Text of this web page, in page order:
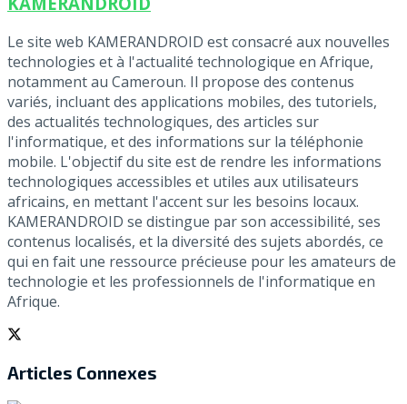
Le site web KAMERANDROID est consacré aux nouvelles
technologies et à l'actualité technologique en Afrique,
notamment au Cameroun. Il propose des contenus
variés, incluant des applications mobiles, des tutoriels,
des actualités technologiques, des articles sur
l'informatique, et des informations sur la téléphonie
mobile. L'objectif du site est de rendre les informations
technologiques accessibles et utiles aux utilisateurs
africains, en mettant l'accent sur les besoins locaux.
KAMERANDROID se distingue par son accessibilité, ses
contenus localisés, et la diversité des sujets abordés, ce
qui en fait une ressource précieuse pour les amateurs de
technologie et les professionnels de l'informatique en
Afrique.
Articles Connexes